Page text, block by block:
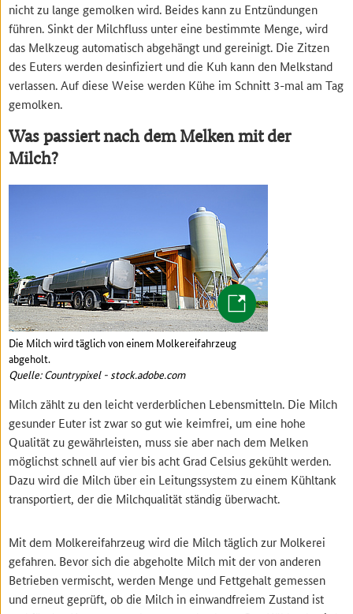
nicht zu lange gemolken wird. Beides kann zu Entzündungen
führen. Sinkt der Milchfluss unter eine bestimmte Menge, wird
das Melkzeug automatisch abgehängt und gereinigt. Die Zitzen
des Euters werden desinfiziert und die Kuh kann den Melkstand
verlassen. Auf diese Weise werden Kühe im Schnitt 3-mal am Tag
gemolken.
Was passiert nach dem Melken mit der
Milch?
Die Milch wird täglich von einem Molkereifahrzeug
abgeholt.
Quelle: Countrypixel - stock.adobe.com
Milch zählt zu den leicht verderblichen Lebensmitteln. Die Milch
gesunder Euter ist zwar so gut wie keimfrei, um eine hohe
Qualität zu gewährleisten, muss sie aber nach dem Melken
möglichst schnell auf vier bis acht Grad Celsius gekühlt werden.
Dazu wird die Milch über ein Leitungssystem zu einem Kühltank
transportiert, der die Milchqualität ständig überwacht.
Mit dem Molkereifahrzeug wird die Milch täglich zur Molkerei
gefahren. Bevor sich die abgeholte Milch mit der von anderen
Betrieben vermischt, werden Menge und Fettgehalt gemessen
und erneut geprüft, ob die Milch in einwandfreiem Zustand ist